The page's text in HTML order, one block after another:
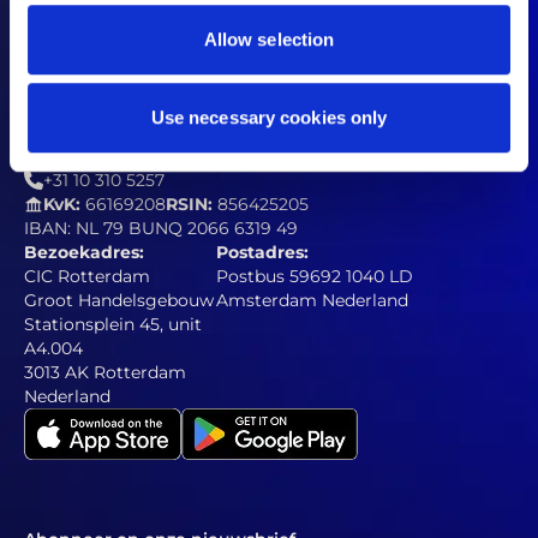
Allow selection
Use necessary cookies only
Verantwoord openbaarmakingsbeleid
Actievoorwaarden referral campagne
welcome@somi.nl
legal@somiprivacyviolations.eu
+31 10 310 5257
KvK: 66169208RSIN: 856425205
IBAN: NL 79 BUNQ 2066 6319 49
Bezoekadres:
CIC Rotterdam
Groot Handelsgebouw
Stationsplein 45, unit
A4.004
3013 AK Rotterdam
Nederland
Postadres:
Postbus 59692 1040 LD
Amsterdam Nederland